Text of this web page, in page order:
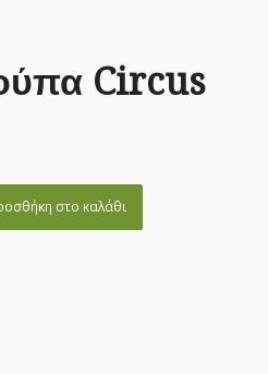
Circus
στο καλάθι